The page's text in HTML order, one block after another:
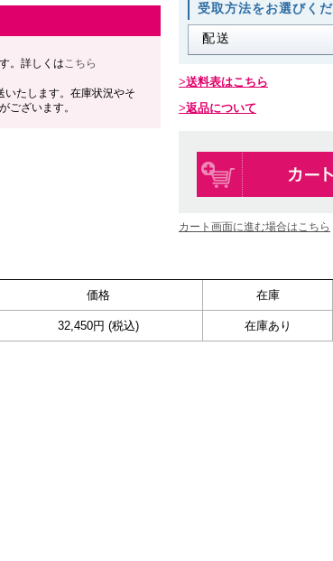
。詳しくはこちら
いたします。在庫状況やそ
ございます。
受取方法をお選びくだ
送料表はこちら
返品について
カート画面に進む場合はこちら
価格 在庫
32,450円 (税込) 在庫あり